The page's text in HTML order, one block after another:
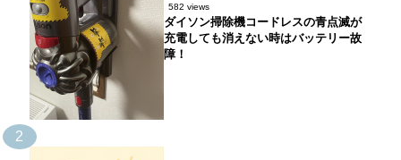
582 views
ダイソン掃除機コードレスの青点滅が
充電しても消えない時はバッテリー故
障！
2